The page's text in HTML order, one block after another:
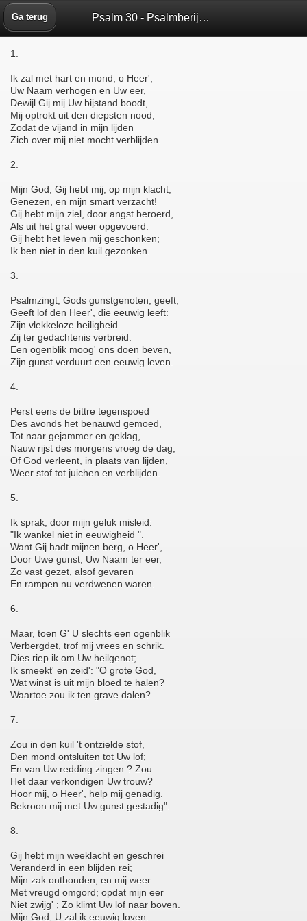
Ga terug Psalm 30 - Psalmberijming 1773 - Bijbelbox
1.
Ik zal met hart en mond, o Heer',
Uw Naam verhogen en Uw eer,
Dewijl Gij mij Uw bijstand boodt,
Mij optrokt uit den diepsten nood;
Zodat de vijand in mijn lijden
Zich over mij niet mocht verblijden.
2.
Mijn God, Gij hebt mij, op mijn klacht,
Genezen, en mijn smart verzacht!
Gij hebt mijn ziel, door angst beroerd,
Als uit het graf weer opgevoerd.
Gij hebt het leven mij geschonken;
Ik ben niet in den kuil gezonken.
3.
Psalmzingt, Gods gunstgenoten, geeft,
Geeft lof den Heer', die eeuwig leeft:
Zijn vlekkeloze heiligheid
Zij ter gedachtenis verbreid.
Een ogenblik moog' ons doen beven,
Zijn gunst verduurt een eeuwig leven.
4.
Perst eens de bittre tegenspoed
Des avonds het benauwd gemoed,
Tot naar gejammer en geklag,
Nauw rijst des morgens vroeg de dag,
Of God verleent, in plaats van lijden,
Weer stof tot juichen en verblijden.
5.
Ik sprak, door mijn geluk misleid:
"Ik wankel niet in eeuwigheid ".
Want Gij hadt mijnen berg, o Heer',
Door Uwe gunst, Uw Naam ter eer,
Zo vast gezet, alsof gevaren
En rampen nu verdwenen waren.
6.
Maar, toen G' U slechts een ogenblik
Verbergdet, trof mij vrees en schrik.
Dies riep ik om Uw heilgenot;
Ik smeekt' en zeid': "O grote God,
Wat winst is uit mijn bloed te halen?
Waartoe zou ik ten grave dalen?
7.
Zou in den kuil 't ontzielde stof,
Den mond ontsluiten tot Uw lof;
En van Uw redding zingen ? Zou
Het daar verkondigen Uw trouw?
Hoor mij, o Heer', help mij genadig.
Bekroon mij met Uw gunst gestadig".
8.
Gij hebt mijn weeklacht en geschrei
Veranderd in een blijden rei;
Mijn zak ontbonden, en mij weer
Met vreugd omgord; opdat mijn eer
Niet zwijg' ; Zo klimt Uw lof naar boven.
Mijn God, U zal ik eeuwig loven.